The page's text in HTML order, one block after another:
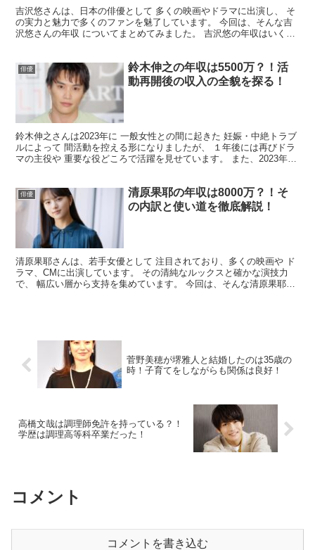
吉沢悠さんは、日本の俳優として 多くの映画やドラマに出演し、 そ
の実力と魅力で多くのファンを魅了しています。 今回は、そんな吉
沢悠さんの年収 についてまとめてみました。 吉沢悠の年収はいく
俳優
鈴木伸之の年収は5500万？！活
動再開後の収入の全貌を探る！
鈴木伸之さんは2023年に 一般女性との間に起きた 妊娠・中絶トラブ
ルによって 間活動を控える形になりましたが、 １年後には再びドラ
マの主役や 重要な役どころで活躍を見せています。 また、2023年12
俳優
清原果耶の年収は8000万？！そ
の内訳と使い道を徹底解説！
清原果耶さんは、若手女優として 注目されており、多くの映画や ド
ラマ、CMに出演しています。 その清純なルックスと確かな演技力
で、 幅広い層から支持を集めています。 今回は、そんな清原果耶さ
菅野美穂が堺雅人と結婚したのは35歳の
時！子育てをしながらも関係は良好！
高橋文哉は調理師免許を持っている？！
学歴は調理高等科卒業だった！
コメント
コメントを書き込む